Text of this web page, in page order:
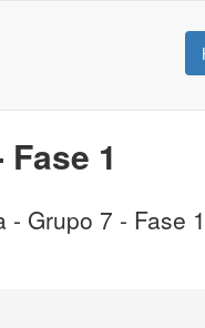
1
Grupo 7 -